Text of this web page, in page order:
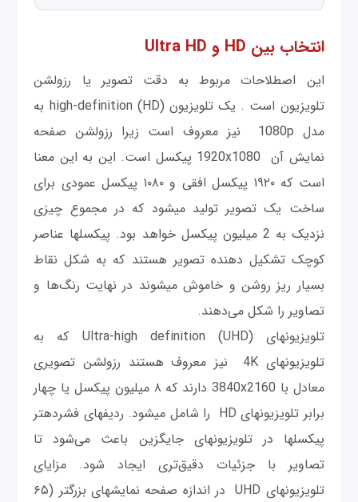
انتخاب بین HD و Ultra HD
این اصطلاحات مربوط به دقت تصویر یا رزولشن
تلویزیون است . یک تلویزیون high-definition (HD) به
مدل 1080p نیز معروف است زیرا رزولشن صفحه
نمایش آن 1920x1080 پیکسل است. این به این معنا
است که ۱۹۲۰ پیکسل افقی و ۱۰۸۰ پیکسل عمودی برای
ساخت یک تصویر تولید می‎شود که در مجموع چیزی
نزدیک به 2 میلیون پیکسل خواهد بود. پیکسل‎ها عناصر
کوچک تشکیل دهنده تصویر هستند که به شکل نقاط
بسیار ریز روشن و خاموش می‎شوند در نهایت رنگ‌ها و
تصاویر را شکل می‎‌دهند.
تلویزیون‎های Ultra-high definition (UHD) که به
تلویزیون‎های 4K نیز معروف هستند رزولشن تصویری
معادل با 3840x2160 دارند که ۸ میلیون پیکسل یا چهار
برابر تلویزیون‎های HD را شامل می‎شود. ردیف‎های فشرده‎تر
پیکسل‎ها در تلویزیون‎های جایگزین باعث می‎‌شود تا
تصاویر با جزئیات دقیق‌تری ایجاد شود. مزایای
تلویزیون‎های UHD در اندازه صفحه نمایش‎های بزرگتر (۶۵